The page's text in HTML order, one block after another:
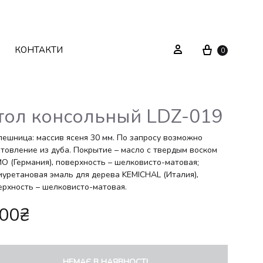
Текстиль
Декор
Системи зберігання
Стелажі
КОНТАКТИ Sign in Cart
0
консольный LDZ-019
массив ясеня 30 мм. По запросу возможно
из дуба. Покрытие – масло с твердым воском
(Германия), поверхность – шелковисто-матовая;
эмаль для дерева KEMICHAL (Италия),
– шелковисто-матовая.
₴